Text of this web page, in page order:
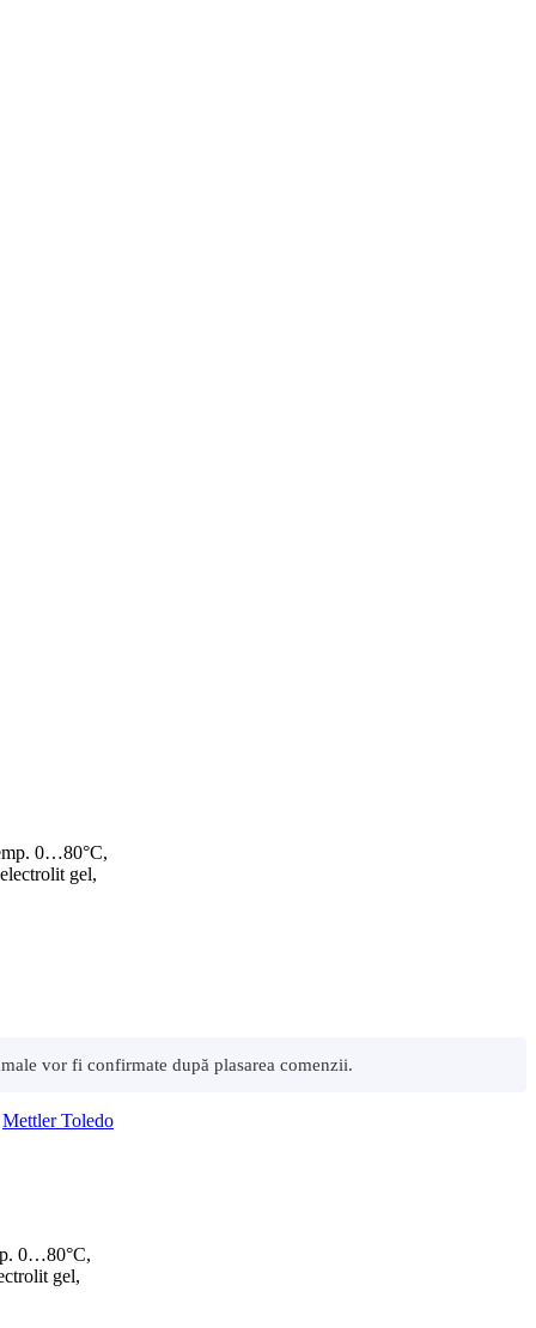
0…80°C,
gel,
vor fi confirmate după plasarea comenzii.
Mettler Toledo
0…80°C,
gel,